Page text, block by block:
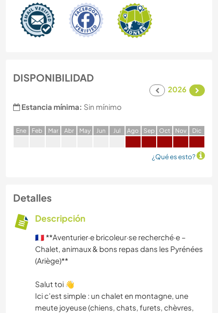
DISPONIBILIDAD
2026
Estancia mínima: Sin mínimo
Ene Feb Mar Abr May Jun Jul Ago Sep Oct Nov Dic
¿Qué es esto?
Detalles
Descripción
🇫🇷 **Aventurier·e bricoleur·se recherché·e –
Chalet, animaux & bons repas dans les Pyrénées
(Ariège)**
Salut toi 👋
Ici c’est simple : un chalet en montagne, une
meute joyeuse (chiens, chats, furets, chèvres,